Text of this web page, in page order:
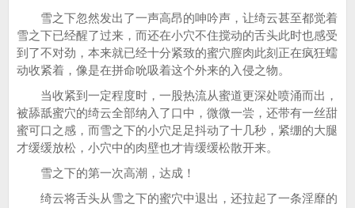
雪之下忽然发出了一声高昂的呻吟声，让绮云甚至都觉着
雪之下已经醒了过来，而还在小穴不住搅动的舌头此时也感受
到了不对劲，本来就已经十分紧致的蜜穴膣肉此刻正在疯狂蠕
动收紧着，像是在拼命吮吸着这个外来的入侵之物。
当收紧到一定程度时，一股热流从蜜道更深处喷涌而出，
被舔舐蜜穴的绮云全部纳入了口中，微微一尝，还带有一丝甜
蜜可口之感，而雪之下的小穴足足抖动了十几秒，紧绷的大腿
才缓缓放松，小穴中的肉壁也才肯缓缓松散开来。
雪之下的第一次高潮，达成！
绮云将舌头从雪之下的蜜穴中退出，还拉起了一条淫靡的